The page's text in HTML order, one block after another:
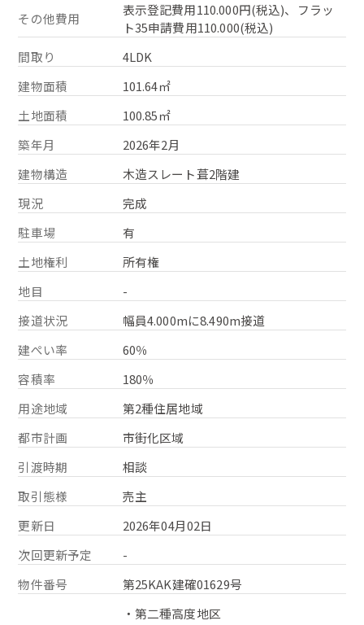
その他費用
表示登記費用110.000円(税込)、フラッ
ト35申請費用110.000(税込)
間取り
4LDK
建物面積
101.64㎡
土地面積
100.85㎡
築年月
2026年2月
建物構造
木造スレート葺2階建
現況
完成
駐車場
有
土地権利
所有権
地目
-
接道状況
幅員4.000mに8.490m接道
建ぺい率
60％
容積率
180％
用途地域
第2種住居地域
都市計画
市街化区域
引渡時期
相談
取引態様
売主
更新日
2026年04月02日
次回更新予定
-
物件番号
第25KAK建確01629号
・第二種高度地区